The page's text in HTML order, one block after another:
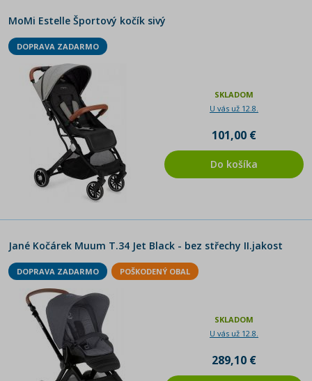
MoMi Estelle Športový kočík sivý
DOPRAVA ZADARMO
SKLADOM
U vás už 12.8.
101,00 €
Do košíka
Jané Kočárek Muum T.34 Jet Black - bez střechy II.jakost
DOPRAVA ZADARMO POŠKODENÝ OBAL
SKLADOM
U vás už 12.8.
289,10 €